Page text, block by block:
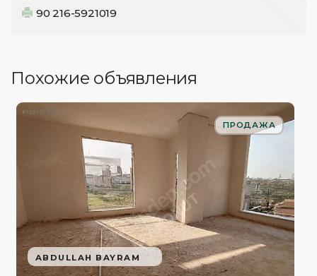
90 216-5921019
Похожие объявления
ПРОДАЖА
ABDULLAH BAYRAM